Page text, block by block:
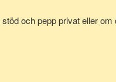
och pepp privat eller om